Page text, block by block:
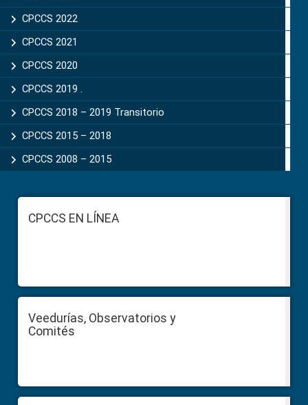
CPCCS 2022
CPCCS 2021
CPCCS 2020
CPCCS 2019 .
CPCCS 2018 – 2019 Transitorio
CPCCS 2015 – 2018
CPCCS 2008 – 2015
FooterCPCCS EN LÍNEA
Veedurías, Observatorios y
Comités